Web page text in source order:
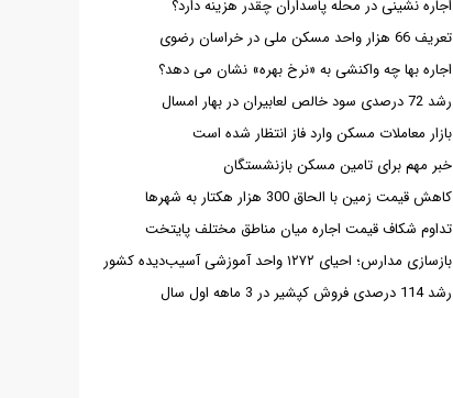
اجاره نشینی در محله پاسداران چقدر هزینه دارد؟
تعریف 66 هزار واحد مسکن ملی در خراسان رضوی
اجاره بها چه واکنشی به «نرخ بهره» نشان می دهد؟
رشد 72 درصدی سود خالص لعابیران در بهار امسال
بازار معاملات مسکن وارد فاز انتظار شده است
خبر مهم برای تامین مسکن بازنشستگان
کاهش قیمت زمین با الحاق 300 هزار هکتار به شهرها
تداوم شکاف قیمت اجاره میان مناطق مختلف پایتخت
بازسازی مدارس؛ احیای ۱۲۷۲ واحد آموزشی آسیب‌دیده کشور
رشد 114 درصدی فروش کپشیر در 3 ماهه اول سال